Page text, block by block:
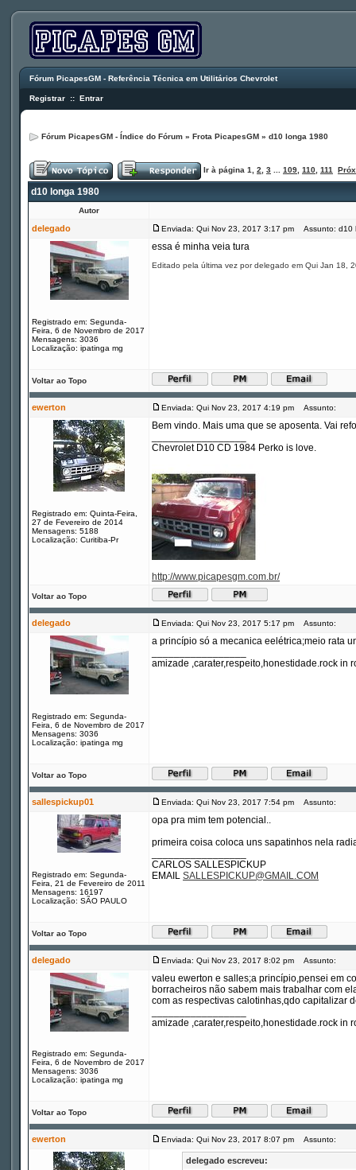
Fórum PicapesGM - Referência Técnica em Utilitários Chevrolet
Registrar :: Entrar
Fórum PicapesGM - Índice do Fórum » Frota PicapesGM » d10 longa 1980
Ir à página 1 2 3 109 110 111
d10 longa 1980
Autor
delegado Enviada: Qui Nov 23, 2017 3:17 pm Assunto: d10
Registrado em: Segunda-
Feira, 6 de Novembro de 2017
Mensagens: 3036
Localização: ipatinga mg
essa é minha veia tura
Editado pela última vez por delegado em Qui Jan 18,
Voltar ao Topo
ewerton Enviada: Qui Nov 23, 2017 4:19 pm Assunto:
Registrado em: Quinta-Feira,
27 de Fevereiro de 2014
Mensagens: 5188
Localização: Curitiba-Pr
Bem vindo. Mais uma que se aposenta. Vai
Chevrolet D10 CD 1984 Perko is love.
http://www.picapesgm.com.br/
Voltar ao Topo
delegado Enviada: Qui Nov 23, 2017 5:17 pm Assunto:
Registrado em: Segunda-
Feira, 6 de Novembro de 2017
Mensagens: 3036
Localização: ipatinga mg
a princípio só a mecanica eelétrica;meio rata
amizade ,carater,respeito,honestidade.rock in
Voltar ao Topo
sallespickup01 Enviada: Qui Nov 23, 2017 7:54 pm Assunto:
Registrado em: Segunda-
Feira, 21 de Fevereiro de 2011
Mensagens: 16197
Localização: SÃO PAULO
opa pra mim tem potencial..
primeira coisa coloca uns sapatinhos nela
CARLOS SALLESPICKUP
EMAIL SALLESPICKUP@GMAIL.COM
Voltar ao Topo
delegado Enviada: Qui Nov 23, 2017 8:02 pm Assunto:
Registrado em: Segunda-
Feira, 6 de Novembro de 2017
Mensagens: 3036
Localização: ipatinga mg
valeu ewerton e salles;a princípio,pensei em
borracheiros não sabem mais trabalhar com
com as respectivas calotinhas,qdo capitalizar
amizade ,carater,respeito,honestidade.rock in
Voltar ao Topo
ewerton Enviada: Qui Nov 23, 2017 8:07 pm Assunto:
delegado escreveu: